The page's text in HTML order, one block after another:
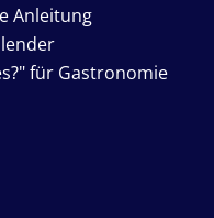
Anleitung
für Gastronomie